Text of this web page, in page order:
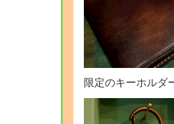
限定のキーホルダ